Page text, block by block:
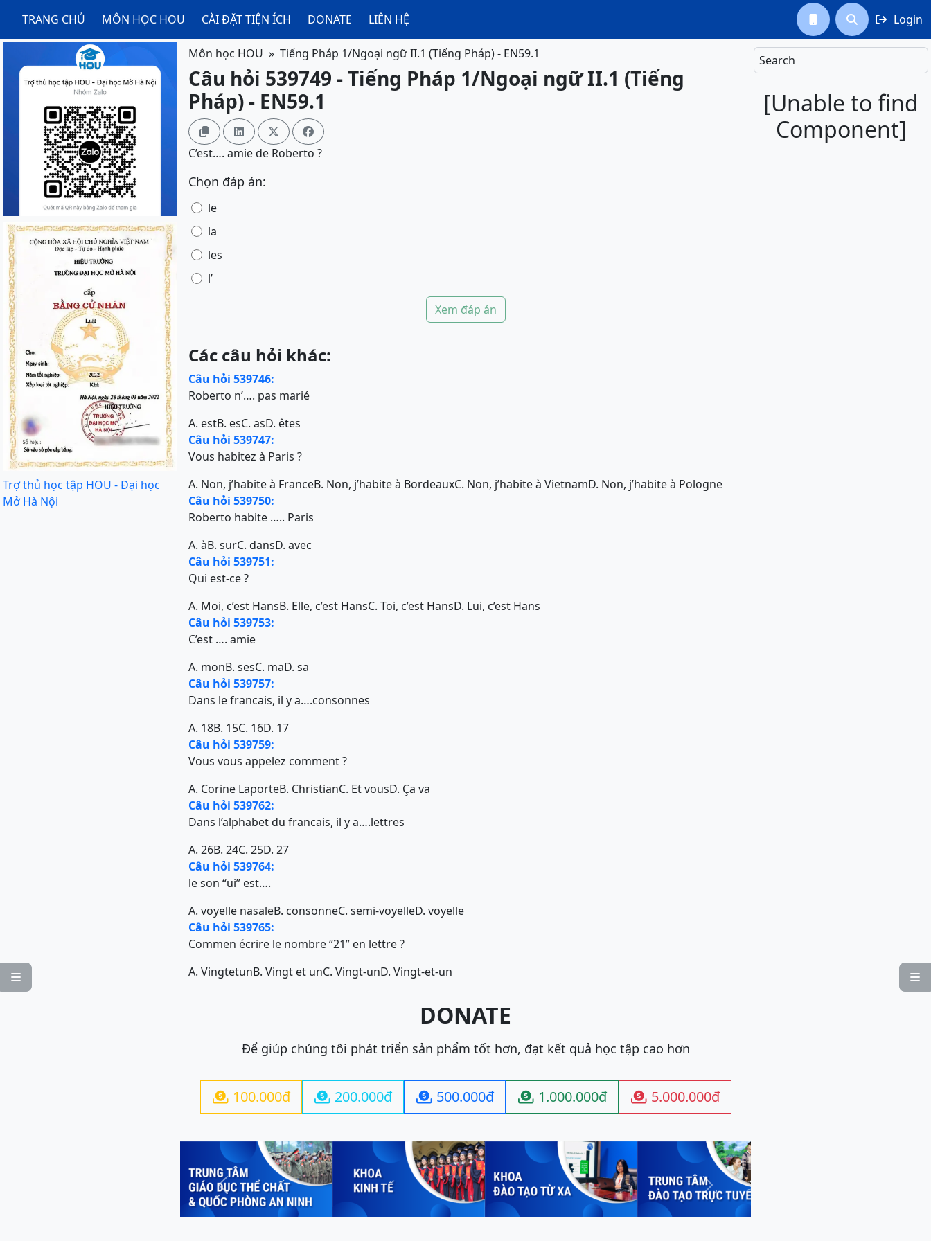
TRANG CHỦ MÔN HỌC HOU CÀI ĐẶT TIỆN ÍCH DONATE LIÊN HỆ   Login

Search
[Unable to find
Component]

Trợ thủ học tập HOU - Đại học
Mở Hà Nội
Môn học HOU Tiếng Pháp 1/Ngoại ngữ II.1 (Tiếng Pháp) - EN59.1
Câu hỏi 539749 - Tiếng Pháp 1/Ngoại ngữ II.1 (Tiếng
Pháp) - EN59.1
   
C’est…. amie de Roberto ?
Chọn đáp án:
le
la
les
l’
Xem đáp án
Các câu hỏi khác:
Câu hỏi 539746:
Roberto n’…. pas marié
A. estB. esC. asD. êtes
Câu hỏi 539747:
Vous habitez à Paris ?
A. Non, j’habite à FranceB. Non, j’habite à BordeauxC. Non, j’habite à VietnamD. Non, j’habite à Pologne
Câu hỏi 539750:
Roberto habite ….. Paris
A. àB. surC. dansD. avec
Câu hỏi 539751:
Qui est-ce ?
A. Moi, c’est HansB. Elle, c’est HansC. Toi, c’est HansD. Lui, c’est Hans
Câu hỏi 539753:
C’est …. amie
A. monB. sesC. maD. sa
Câu hỏi 539757:
Dans le francais, il y a….consonnes
A. 18B. 15C. 16D. 17
Câu hỏi 539759:
Vous vous appelez comment ?
A. Corine LaporteB. ChristianC. Et vousD. Ça va
Câu hỏi 539762:
Dans l’alphabet du francais, il y a….lettres
A. 26B. 24C. 25D. 27
Câu hỏi 539764:
le son “ui” est….
A. voyelle nasaleB. consonneC. semi-voyelleD. voyelle
Câu hỏi 539765:
Commen écrire le nombre “21” en lettre ?
A. VingtetunB. Vingt et unC. Vingt-unD. Vingt-et-un
DONATE
Để giúp chúng tôi phát triển sản phẩm tốt hơn, đạt kết quả học tập cao hơn
 100.000đ  200.000đ  500.000đ  1.000.000đ  5.000.000đ
Previous Next